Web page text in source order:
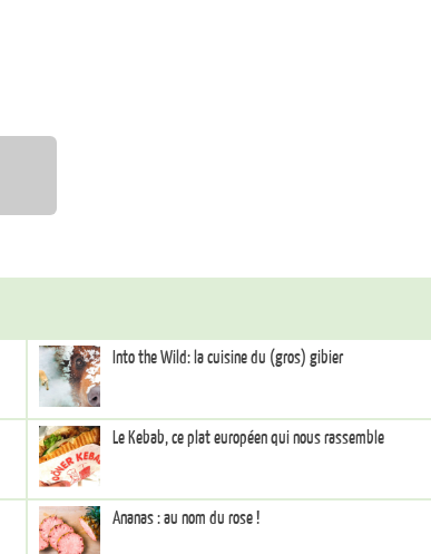
Into the Wild: la cuisine du (gros) gibier
Le Kebab, ce plat européen qui nous rassemble
Ananas : au nom du rose !